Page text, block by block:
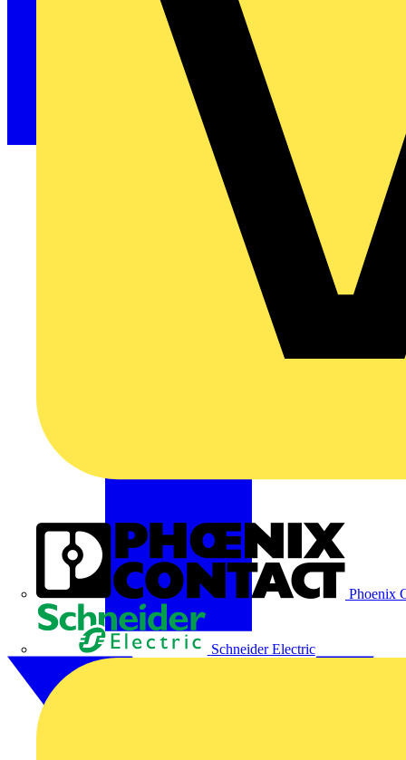
Phoenix
Schneider Electric